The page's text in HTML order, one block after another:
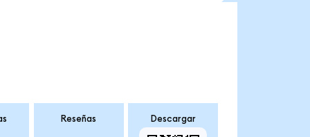
Reseñas Descargar